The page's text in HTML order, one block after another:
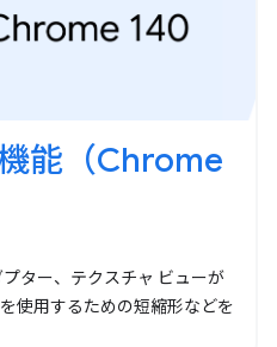
能（Chrome
ター、テクスチャ ビューが
使用するための短縮形などを